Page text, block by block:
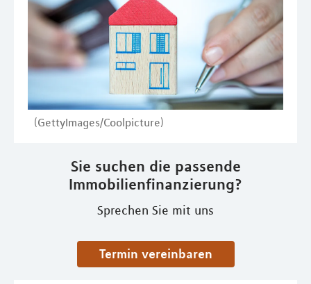
(GettyImages/Coolpicture)
Sie suchen die passende
Immobilienfinanzierung?
Sprechen Sie mit uns
Termin vereinbaren